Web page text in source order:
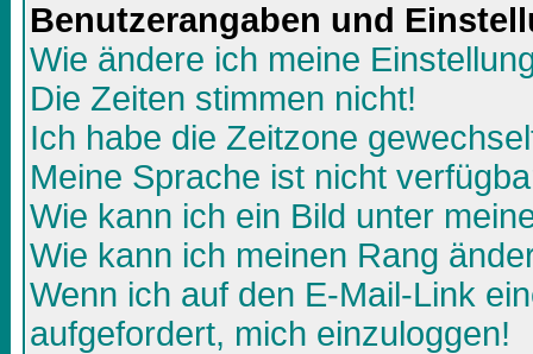
Benutzerangaben und
Wie ändere ich meine
Die Zeiten stimmen nicht!
Ich habe die Zeitzone
Meine Sprache ist nicht
Wie kann ich ein Bild unter
Wie kann ich meinen Rang
Wenn ich auf den E-Mail-Link
aufgefordert, mich einzuloggen!